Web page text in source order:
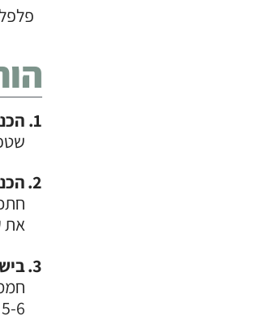
את
5-6 דקות, עד שהירקות מתחילים להתרכך ולהיות שקופים. ניתן להוסיף מעט מלח להאצת התהליך.